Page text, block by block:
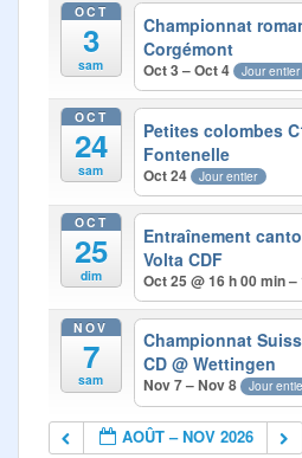
OCT
3
sam
Championnat
Corgémont
Oct 3 – Oct 4 Jour entier
OCT
24
sam
Petites colombes
Fontenelle
Oct 24 Jour entier
OCT
25
dim
Entraînement
Volta CDF
Oct 25 @ 16 h 00 min
NOV
7
sam
Championnat
CD@ Wettingen
Nov 7 – Nov 8 Jour
AOÛT – NOV 2026